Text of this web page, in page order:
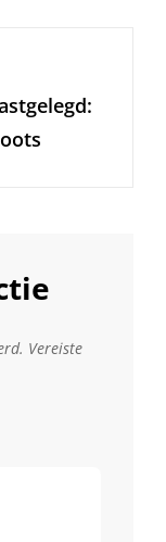
Vereiste